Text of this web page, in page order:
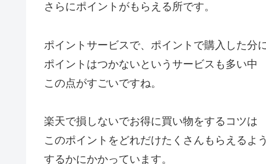
さらにポイントがもらえる所です。
ポイントサービスで、ポイントで購入した分
ポイントはつかないというサービスも多い中
この点がすごいですね。
楽天で損しないでお得に買い物をするコツは
このポイントをどれだけたくさんもらえるよ
するかにかかっています。